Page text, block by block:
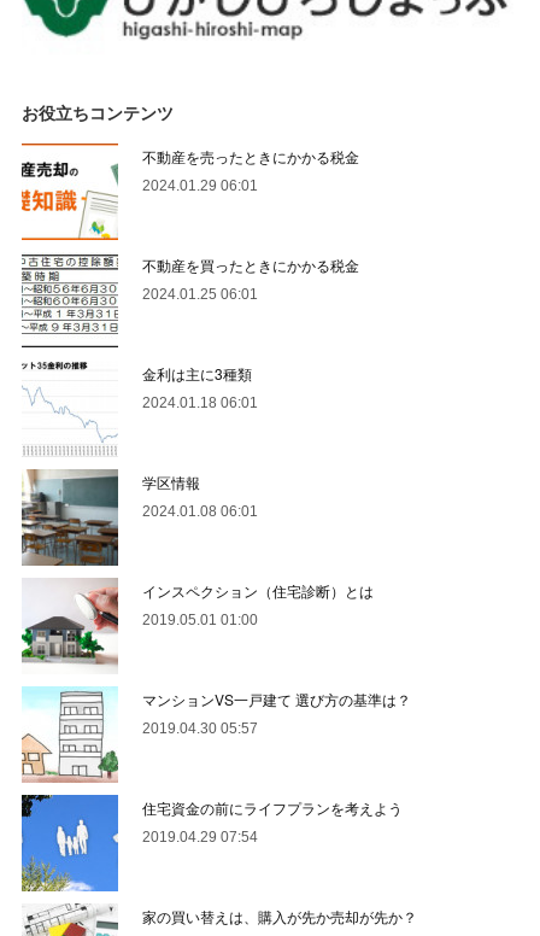
お役立ちコンテンツ
不動産を売ったときにかかる税金
2024.01.29 06:01
不動産を買ったときにかかる税金
2024.01.25 06:01
金利は主に3種類
2024.01.18 06:01
学区情報
2024.01.08 06:01
インスペクション（住宅診断）とは
2019.05.01 01:00
マンションVS一戸建て 選び方の基準は？
2019.04.30 05:57
住宅資金の前にライフプランを考えよう
2019.04.29 07:54
家の買い替えは、購入が先か売却が先か？